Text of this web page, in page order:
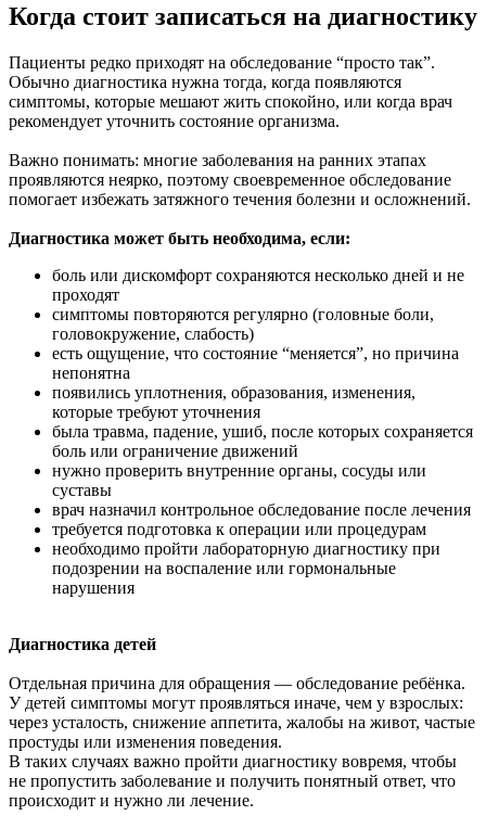
Когда стоит записаться на диагностику
Пациенты редко приходят на обследование “просто так”.
Обычно диагностика нужна тогда, когда появляются
симптомы, которые мешают жить спокойно, или когда врач
рекомендует уточнить состояние организма.
Важно понимать: многие заболевания на ранних этапах
проявляются неярко, поэтому своевременное обследование
помогает избежать затяжного течения болезни и осложнений.
Диагностика может быть необходима, если:
боль или дискомфорт сохраняются несколько дней и не
проходят
симптомы повторяются регулярно (головные боли,
головокружение, слабость)
есть ощущение, что состояние “меняется”, но причина
непонятна
появились уплотнения, образования, изменения,
которые требуют уточнения
была травма, падение, ушиб, после которых сохраняется
боль или ограничение движений
нужно проверить внутренние органы, сосуды или
суставы
врач назначил контрольное обследование после лечения
требуется подготовка к операции или процедурам
необходимо пройти лабораторную диагностику при
подозрении на воспаление или гормональные
нарушения
Диагностика детей
Отдельная причина для обращения — обследование ребёнка.
У детей симптомы могут проявляться иначе, чем у взрослых:
через усталость, снижение аппетита, жалобы на живот, частые
простуды или изменения поведения.
В таких случаях важно пройти диагностику вовремя, чтобы
не пропустить заболевание и получить понятный ответ, что
происходит и нужно ли лечение.